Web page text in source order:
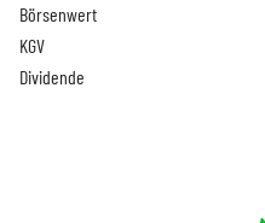
Börsenwert
KGV
Dividende